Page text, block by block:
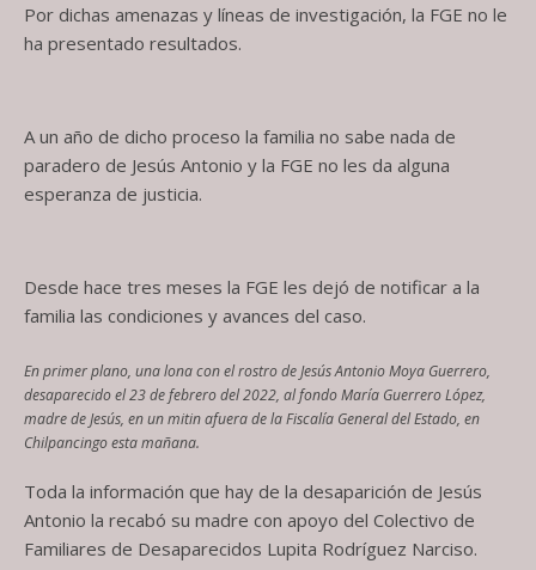
Por dichas amenazas y líneas de investigación, la FGE no le
ha presentado resultados.
A un año de dicho proceso la familia no sabe nada de
paradero de Jesús Antonio y la FGE no les da alguna
esperanza de justicia.
Desde hace tres meses la FGE les dejó de notificar a la
familia las condiciones y avances del caso.
En primer plano, una lona con el rostro de Jesús Antonio Moya Guerrero,
desaparecido el 23 de febrero del 2022, al fondo María Guerrero López,
madre de Jesús, en un mitin afuera de la Fiscalía General del Estado, en
Chilpancingo esta mañana.
Toda la información que hay de la desaparición de Jesús
Antonio la recabó su madre con apoyo del Colectivo de
Familiares de Desaparecidos Lupita Rodríguez Narciso.